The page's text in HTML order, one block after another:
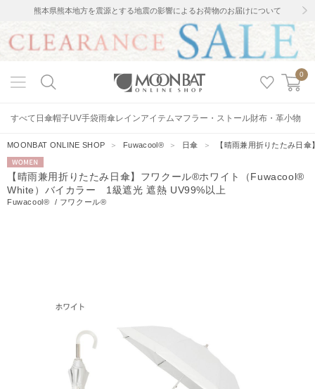
熊本県熊本地方を震源とする地震の影響によるお荷物のお届けについて
0
すべて 日傘帽子UV手袋雨傘レインアイテムマフラー・ストール財布・革小物
MOONBAT ONLINE SHOP ＞ Fuwacool® ＞ 日傘 ＞ 【晴雨兼用折りたたみ日
WOMEN
【晴雨兼用折りたたみ日傘】フワクール®ホワイト（Fuwacool®
White）バイカラー 1級遮光 遮熱 UV99%以上
Fuwacool® / フワクール®